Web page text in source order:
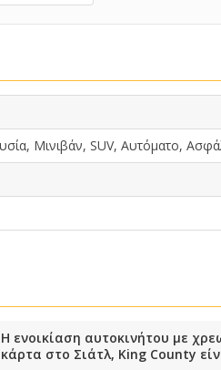
Μινιβάν, SUV, Αυτόματο,
Η ενοικίαση αυτοκινήτου με
κάρτα στο Σιάτλ, King County